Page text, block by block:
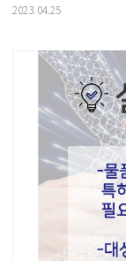
2023.04.25